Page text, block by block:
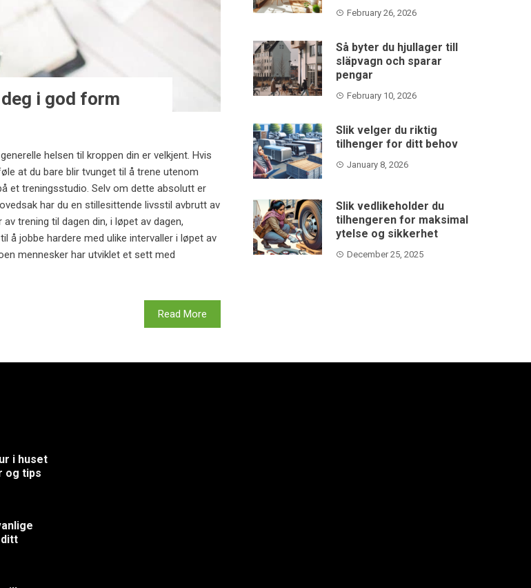
i god form
helsen til kroppen din er velkjent. Hvis
at du bare blir tvunget til å trene utenom
et treningsstudio. Selv om dette absolutt er
har du en stillesittende livsstil avbrutt av
trening til dagen din, i løpet av dagen,
å jobbe hardere med ulike intervaller i løpet av
mennesker har utviklet et sett med
Read More
February 26, 2026
Så byter du hjullager till
släpvagn och sparar
pengar
February 10, 2026
Slik velger du riktig
tilhenger for ditt behov
January 8, 2026
Slik vedlikeholder du
tilhengeren for maksimal
ytelse og sikkerhet
December 25, 2025
i huset
og tips